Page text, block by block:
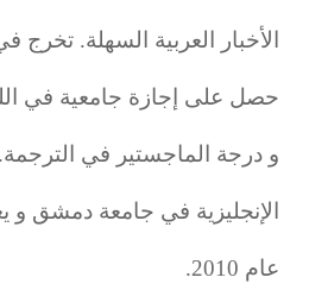
الأخبار العربية السهلة.
حصل على إجازة جامعية في
و درجة الماجستير في
الإنجليزية في جامعة دمشق و
عام 2010.